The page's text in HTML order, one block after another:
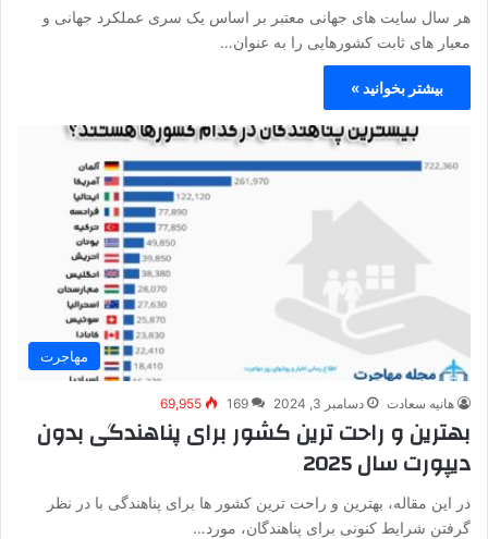
هر سال سایت های جهانی معتبر بر اساس یک سری عملکرد جهانی و
معیار های ثابت کشورهایی را به عنوان…
بیشتر بخوانید »
مهاجرت
هانیه سعادت دسامبر 3, 2024 169
69,955
بهترین و راحت ترین کشور برای پناهندگی بدون
دیپورت سال 2025
در این مقاله، بهترین و راحت ترین کشور ها برای پناهندگی با در نظر
گرفتن شرایط کنونی برای پناهندگان، مورد…